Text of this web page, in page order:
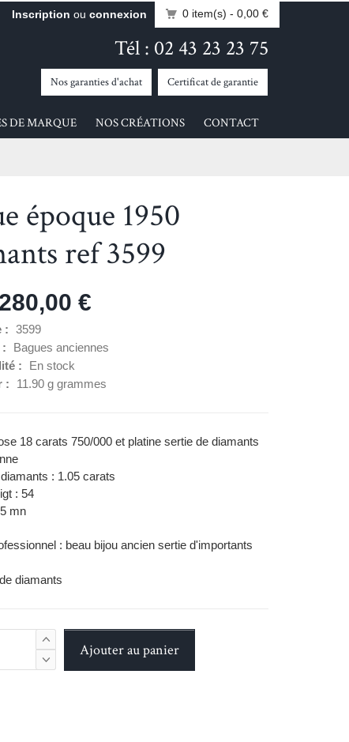
0 item(s) - 0,00 €
Inscription ou connexion
Tél : 02 43 23 23 75
Nos garanties d'achat Certificat de garantie
DE MARQUE NOS CRÉATIONS CONTACT
époque 1950
ref 3599
€
:
3599
:
Bagues anciennes
:
En stock
:
11.90 g grammes
18 carats 750/000 et platine sertie de diamants
: 1.05 carats
: 54
mn
: beau bijou ancien sertie d'importants
diamants